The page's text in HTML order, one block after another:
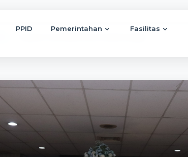
PPID Pemerintahan Fasilitas